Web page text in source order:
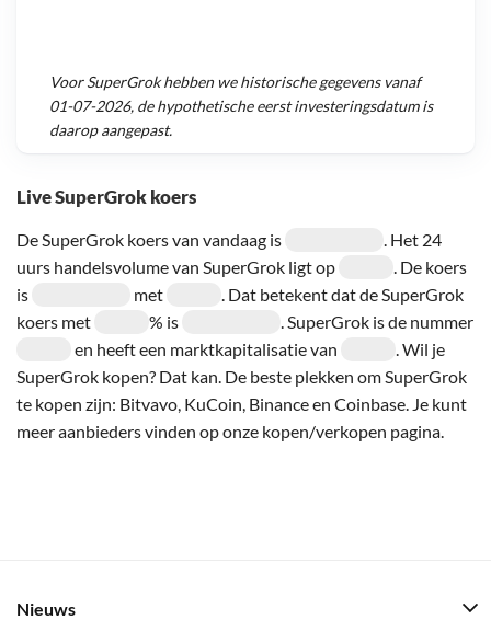
Live SuperGrok koers
De SuperGrok koers van vandaag is
. Het 24
uurs handelsvolume van SuperGrok ligt op
. De koers
is
met
. Dat betekent dat de SuperGrok
koers met
% is
. SuperGrok is de nummer
en heeft een marktkapitalisatie van
. Wil je
SuperGrok kopen? Dat kan. De beste plekken om SuperGrok
te kopen zijn: Bitvavo, KuCoin, Binance en Coinbase. Je kunt
meer aanbieders vinden op onze kopen/verkopen pagina.
VoorSuperGrokhebben we historische gegevens vanaf
01-07-2026, de hypothetische eerst investeringsdatum is
daarop aangepast.
Nieuws